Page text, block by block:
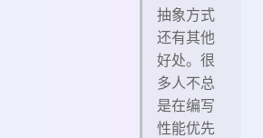
抽象方式
还有其他
好处。很
多人不总
是在编写
性能优先